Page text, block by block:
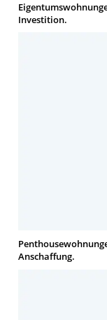
Investition.
Anschaffung.